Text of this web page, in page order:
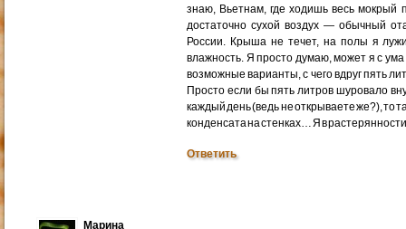
знаю, Вьетнам, где ходишь весь мокрый
достаточно сухой воздух — обычный
России. Крыша не течет, на полы я
влажность. Я просто думаю, может я с
возможные варианты, с чего вдруг пять
Просто если бы пять литров шуровало
каждый день (ведь не открываете же?), то
конденсата на стенках… Я в
Ответить
Марина